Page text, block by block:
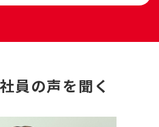
員の声を聞く